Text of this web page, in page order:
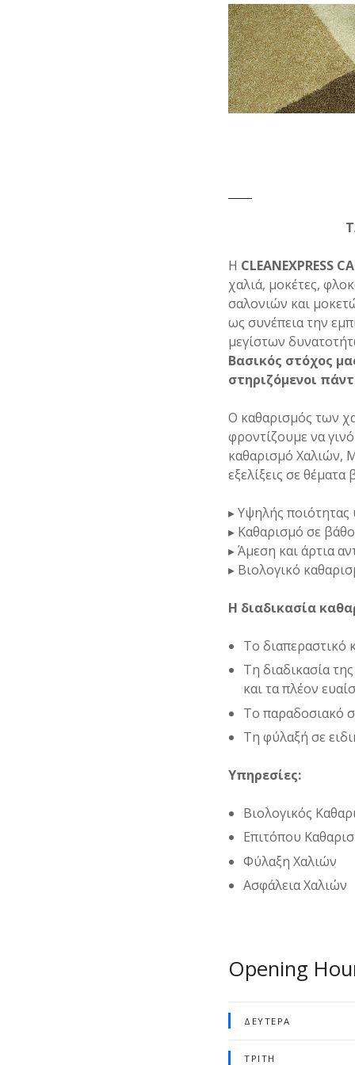
Η CLEANEXPRESS
χαλιά, μοκέτες,
σαλονιών και
ως συνέπεια την
μεγίστων
Βασικός στόχος
στηριζόμενοι
Ο καθαρισμός των
φροντίζουμε να
καθαρισμό Χαλιών,
εξελίξεις σε
▸ Υψηλής ποιότητας
▸ Καθαρισμό σε
▸ Άμεση και άρτια
▸ Βιολογικό
Η διαδικασία
Το διαπεραστικό
Τη διαδικασία
και τα πλέον
Το παραδοσιακό
Τη φύλαξή σε
Υπηρεσίες:
Βιολογικός
Επιτόπου
Φύλαξη Χαλιών
Ασφάλεια Χαλιών
Opening
ΔΕΥΤΈΡΑ
ΤΡΊΤΗ